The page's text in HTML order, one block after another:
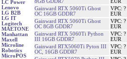
LC Power
Lenovo
LG B2B
LG IT
Logitech
MAETONE
Manhattan
Maxell
Microline
Robotics
MicroPOS
Gainward RTX 5060Ti Ghost
OC 16GB GDDR7
VPC: ?
EUR
Gainward RTX 5060Ti Ghost
OC 8GB GDDR7
VPC: ?
EUR
Gainward RTX 5060Ti Python
III 16GB GDDR7
VPC: ?
EUR
Gainward RTX5060Ti Pyton III
OC, 16GB GDDR7
VPC: ?
EUR